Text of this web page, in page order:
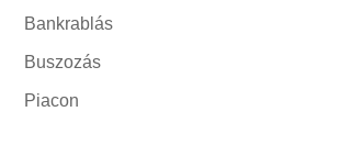
Bankrablás
Buszozás
Piacon